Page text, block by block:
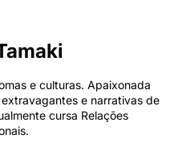
e culturas. Apaixonada
e narrativas de
cursa Relações